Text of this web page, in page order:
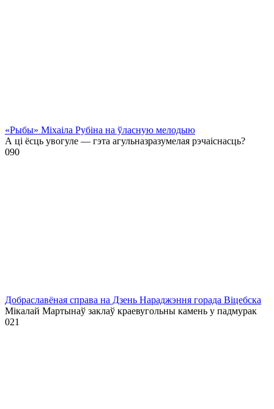
«Рыбы» Міхаіла Рубіна на ўласную мелодыю
А ці ёсць увогуле — гэта агульназразумелая рэчаіснасць?
090
Добраславёная справа на Дзень Нараджэння горада Віцебска
Мікалай Мартынаў заклаў краевугольны камень у падмурак
021